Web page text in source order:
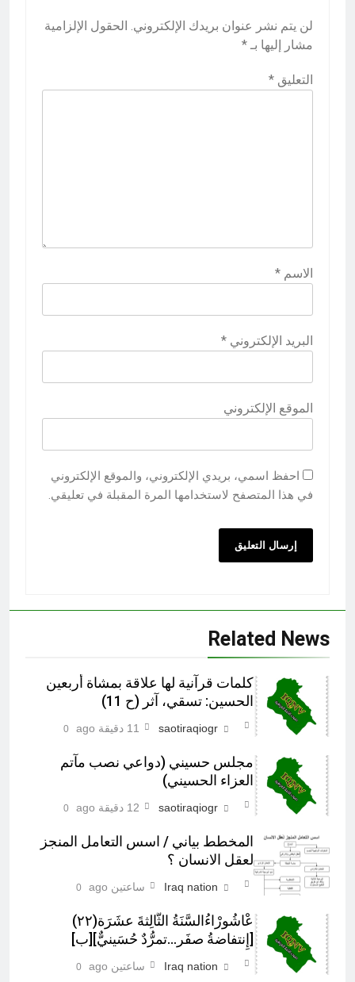
لن يتم نشر عنوان بريدك الإلكتروني. الحقول الإلزامية
مشار إليها بـ *
التعليق *
الاسم *
البريد الإلكتروني *
الموقع الإلكتروني
احفظ اسمي، بريدي الإلكتروني، والموقع الإلكتروني
في هذا المتصفح لاستخدامها المرة المقبلة في تعليقي.
Related News
كلمات قرآنية لها علاقة بمشاة أربعين
الحسين: تسقي، آثر (ح 11)
saotiraqiogr 11 دقيقة ago 0
مجلس حسيني (دواعي نصب مآتم
العزاء الحسيني)
saotiraqiogr 12 دقيقة ago 0
المخطط بياني / اسس التعامل المنجز
لعقل الانسان ؟
Iraq nation ساعتين ago 0
عْاشُورْاءُالسَّنَةُ الثَّالِثةَ عشَرَة(٢٢)
[إِنتفاضةُ صفَر…تمرُّدٌ حُسَينيٌّ][ب]
Iraq nation ساعتين ago 0